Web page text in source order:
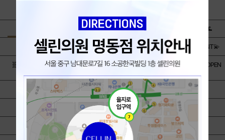
❄️ 8월 리프팅 이벤트 ❄️ 🌊 August Event🌊
🌊8月活动🌊 🌊8月イベント🌊 💫젠틀맥스프로+EVENT💫
🧬Re2O런칭 이벤트🧬 ⏰평일 타임특가⏰
대표원장님 커스텀 시술OPEN
보톡스 | 윤곽 필러 | 실리프팅 탄력 | 리프팅
미백 | 색소 | 홍조 여드름 | 모공 | 흉터 스킨부스터
스킨케어 제모 비만 | 체형